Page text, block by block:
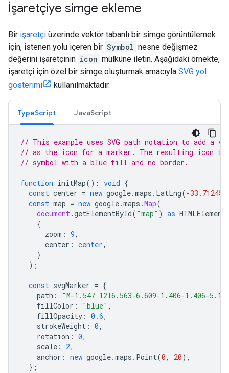
İşaretçiye simge ekleme
Bir işaretçi üzerinde vektör tabanlı bir simge görüntülemek
için, istenen yolu içeren bir Symbol nesne değişmez
değerini işaretçinin icon mülküne iletin. Aşağıdaki örnekte,
işaretçi için özel bir simge oluşturmak amacıyla SVG yol
gösterimi
kullanılmaktadır.
TypeScript JavaScript
// This example uses SVG path notation to add a
// as the icon for a marker. The resulting icon is a
// symbol with a blue fill and no border.
function initMap() : void {
const center = new google.maps . LatLng(-33.712451
const map = new google.maps .Map(
document.getElementById( "map" ) as HTMLElement
{
zoom : 9,
center : center,
}
);
const svgMarker = {
path :
"M-1.547 12l6.563-6.609-1.406-1.406-
fillColor : "blue" ,
fillOpacity : 0.6,
strokeWeight : 0,
rotation : 0,
scale : 2,
anchor : new google.maps . Point(0, 20),
};